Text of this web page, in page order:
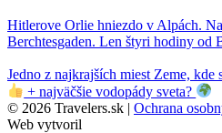
Hitlerove Orlie hniezdo v Alpách.
Berchtesgaden. Len štyri hodiny od
Jedno z najkrajších miest Zeme,
+ najväčšie vodopády sveta?
© 2026 Travelers.sk | Ochrana
Web vytvoril